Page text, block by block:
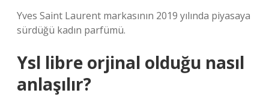
Yves Saint Laurent markasının 2019 yılında piyasaya
sürdüğü kadın parfümü.
Ysl libre orjinal olduğu nasıl
anlaşılır?